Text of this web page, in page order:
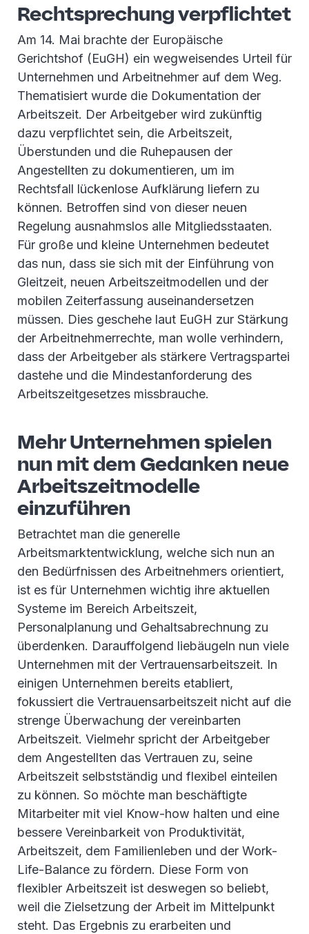
Rechtsprechung verpflichtet
Am 14. Mai brachte der Europäische
Gerichtshof (EuGH) ein wegweisendes Urteil für
Unternehmen und Arbeitnehmer auf dem Weg.
Thematisiert wurde die Dokumentation der
Arbeitszeit. Der Arbeitgeber wird zukünftig
dazu verpflichtet sein, die Arbeitszeit,
Überstunden und die Ruhepausen der
Angestellten zu dokumentieren, um im
Rechtsfall lückenlose Aufklärung liefern zu
können. Betroffen sind von dieser neuen
Regelung ausnahmslos alle Mitgliedsstaaten.
Für große und kleine Unternehmen bedeutet
das nun, dass sie sich mit der Einführung von
Gleitzeit, neuen Arbeitszeitmodellen und der
mobilen Zeiterfassung auseinandersetzen
müssen. Dies geschehe laut EuGH zur Stärkung
der Arbeitnehmerrechte, man wolle verhindern,
dass der Arbeitgeber als stärkere Vertragspartei
dastehe und die Mindestanforderung des
Arbeitszeitgesetzes missbrauche.
Mehr Unternehmen spielen
nun mit dem Gedanken neue
Arbeitszeitmodelle
einzuführen
Betrachtet man die generelle
Arbeitsmarktentwicklung, welche sich nun an
den Bedürfnissen des Arbeitnehmers orientiert,
ist es für Unternehmen wichtig ihre aktuellen
Systeme im Bereich Arbeitszeit,
Personalplanung und Gehaltsabrechnung zu
überdenken. Darauffolgend liebäugeln nun viele
Unternehmen mit der Vertrauensarbeitszeit. In
einigen Unternehmen bereits etabliert,
fokussiert die Vertrauensarbeitszeit nicht auf die
strenge Überwachung der vereinbarten
Arbeitszeit. Vielmehr spricht der Arbeitgeber
dem Angestellten das Vertrauen zu, seine
Arbeitszeit selbstständig und flexibel einteilen
zu können. So möchte man beschäftigte
Mitarbeiter mit viel Know-how halten und eine
bessere Vereinbarkeit von Produktivität,
Arbeitszeit, dem Familienleben und der Work-
Life-Balance zu fördern. Diese Form von
flexibler Arbeitszeit ist deswegen so beliebt,
weil die Zielsetzung der Arbeit im Mittelpunkt
steht. Das Ergebnis zu erarbeiten und